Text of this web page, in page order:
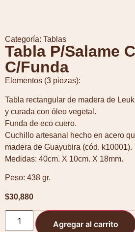
Categoría: Tablas
Tabla P/Salame
C/Funda
Elementos (3 piezas):
Tabla rectangular de madera de
y curada con óleo vegetal.
Funda de eco cuero.
Cuchillo artesanal hecho en acero
madera de Guayubira (cód. k10001).
Medidas: 40cm. X 10cm. X 18mm.
Peso: 438 gr.
$30,880
Agregar al carrito